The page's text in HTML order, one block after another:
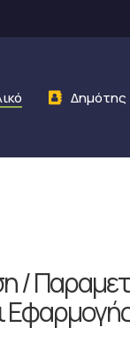
Δημότης
/